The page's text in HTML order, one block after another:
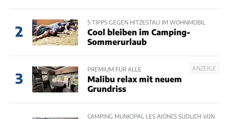
2
5 TIPPS GEGEN HITZESTAU IM WOHNMOBIL
Cool bleiben im Camping-
Sommerurlaub
3
ANZEIGE
PREMIUM FÜR ALLE
Malibu relax mit neuem
Grundriss
CAMPING MUNICIPAL LES AJONCS SÜDLICH VON